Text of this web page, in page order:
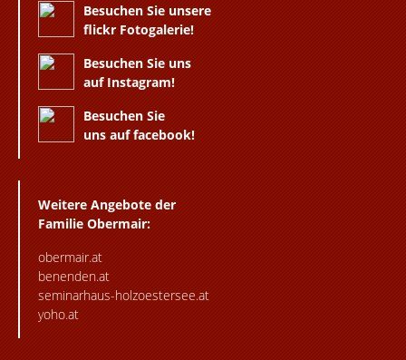
Besuchen Sie unsere
flickr Fotogalerie!
Besuchen Sie uns
auf Instagram!
Besuchen Sie
uns auf facebook!
Weitere Angebote der
Familie Obermair:
obermair.at
benenden.at
seminarhaus-holzoestersee.at
yoho.at